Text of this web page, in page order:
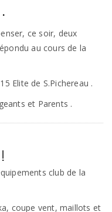
ce soir, deux
au cours de la
Elite de S.Pichereau .
et Parents .
club de la
coupe vent, maillots et